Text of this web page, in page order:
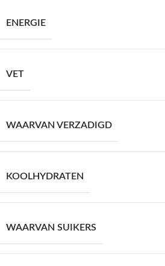
ENERGIE
VET
WAARVAN VERZADIGD
KOOLHYDRATEN
WAARVAN SUIKERS